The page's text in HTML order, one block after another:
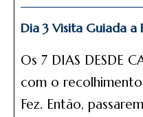
Dia 3 Visita Guiada a
Os 7 DIAS DESDE
com o
Fez. Então,